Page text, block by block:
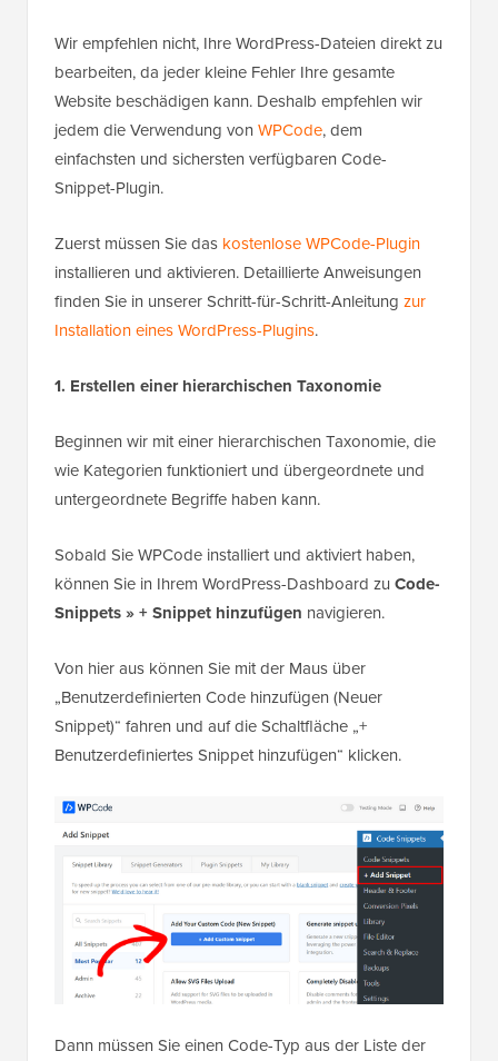
Wir empfehlen nicht, Ihre WordPress-Dateien direkt zu
bearbeiten, da jeder kleine Fehler Ihre gesamte
Website beschädigen kann. Deshalb empfehlen wir
jedem die Verwendung von WPCode, dem
einfachsten und sichersten verfügbaren Code-
Snippet-Plugin.
Zuerst müssen Sie das kostenlose WPCode-Plugin
installieren und aktivieren. Detaillierte Anweisungen
finden Sie in unserer Schritt-für-Schritt-Anleitung zur
Installation eines WordPress-Plugins.
1. Erstellen einer hierarchischen Taxonomie
Beginnen wir mit einer hierarchischen Taxonomie, die
wie Kategorien funktioniert und übergeordnete und
untergeordnete Begriffe haben kann.
Sobald Sie WPCode installiert und aktiviert haben,
können Sie in Ihrem WordPress-Dashboard zu Code-
Snippets » + Snippet hinzufügen navigieren.
Von hier aus können Sie mit der Maus über
„Benutzerdefinierten Code hinzufügen (Neuer
Snippet)“ fahren und auf die Schaltfläche „+
Benutzerdefiniertes Snippet hinzufügen“ klicken.
Dann müssen Sie einen Code-Typ aus der Liste der